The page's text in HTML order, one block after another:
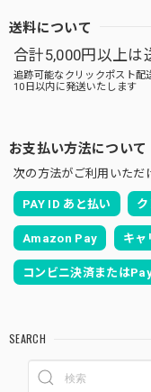
送料について
合計5,000円以上は
追跡可能なクリックポスト配
10日以内に発送いたします
お支払い方法について
次の方法がご利用いただ
PAY ID あと払い
Amazon Pay キャ
コンビニ決済または
SEARCH